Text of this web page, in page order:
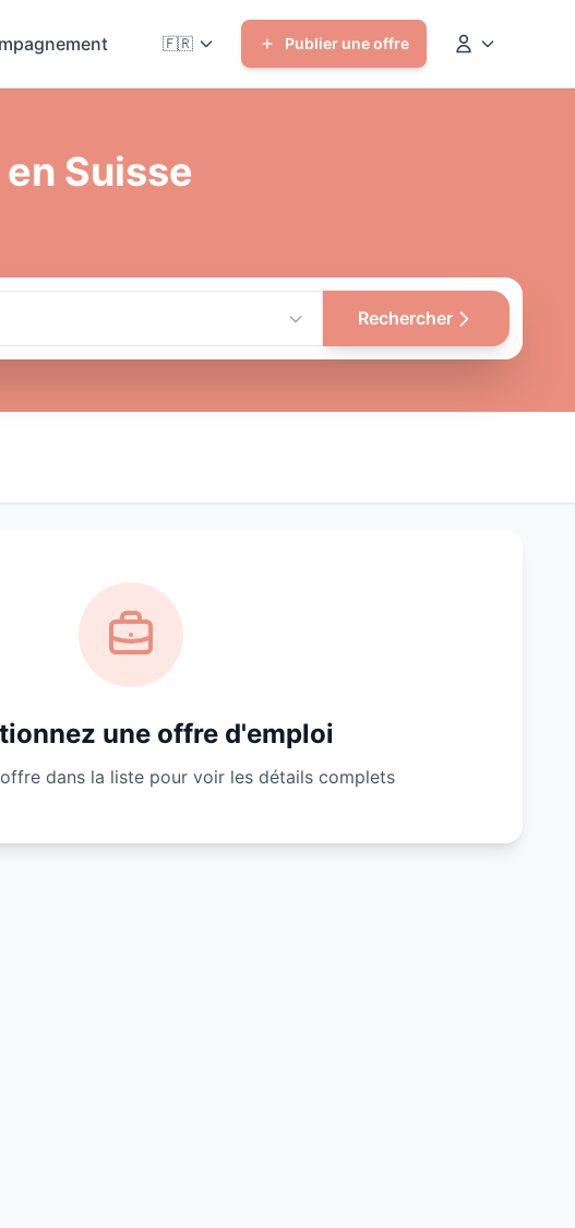
🇫🇷 Publier une offre
Suisse
Rechercher
une offre d'emploi
dans la liste pour voir les détails complets